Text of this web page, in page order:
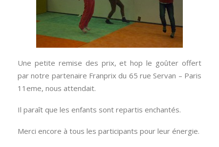
Une petite remise des prix, et hop le goûter offert
par notre partenaire Franprix du 65 rue Servan – Paris
11eme, nous attendait.
Il paraît que les enfants sont repartis enchantés.
Merci encore à tous les participants pour leur énergie.